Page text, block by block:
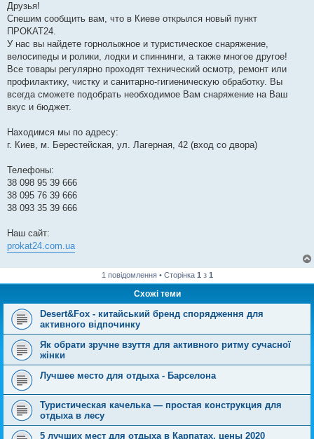
в
д
о
л
е
н
я
Друзья!
Спешим сообщить вам, что в Киеве открылся новый пункт
ПРОКАТ24.
У нас вы найдете горнолыжное и туристическое снаряжение,
велосипеды и ролики, лодки и спиннинги, а также многое другое!
Все товары регулярно проходят технический осмотр, ремонт или
профилактику, чистку и санитарно-гигиеническую обработку. Вы
всегда сможете подобрать необходимое Вам снаряжение на Ваш
вкус и бюджет.
Находимся мы по адресу:
г. Киев, м. Берестейская, ул. Лагерная, 42 (вход со двора)
Телефоны:
38 098 95 39 666
38 095 76 39 666
38 093 35 39 666
Наш сайт:
prokat24.com.ua
1 повідомлення • Сторінка 1 з 1
Схожі теми
Desert&Fox - китайський бренд спорядження для
активного відпочинку
Як обрати зручне взуття для активного ритму сучасної
жінки
Лучшее место для отдыха - Барселона
Туристическая качелька — простая конструкция для
отдыха в лесу
5 лучших мест для отдыха в Карпатах, цены 2020